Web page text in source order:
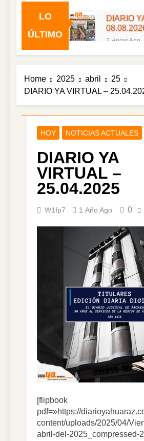
LO
ÚLTIMO
DIARIO
2 Horas Ago
1 Día Ago
DIARIO
05.08.2026
DIARIO
04.08.2026
4 Días Ago
DIARIO
5 Días Ago
02.08.2026
6 Días Ago
DIARIO
1 Semana
DIARIO
1 Semana
DIARIO
30.07.2026
1 Semana Ago
Home 2025 abril
25
DIARIO YA VIRTUAL –
HOY NOTICIAS ACTUALES
DIARIO YA
VIRTUAL –
25.04.2025
W1fp7 1 Año Ago 0
[flipbook
pdf=»https://
content/uploads/2025/04/
abril-del-2025_compressed-